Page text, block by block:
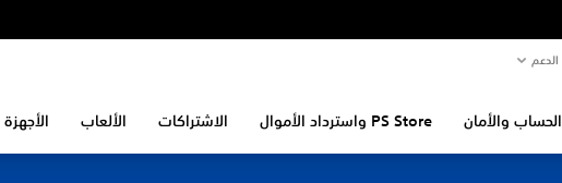
الدعم
الحساب والأمان PS Store واسترداد الأموال الاشتراكات الألعاب